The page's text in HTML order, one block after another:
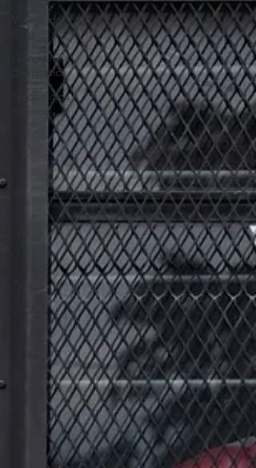
Vídeos do
Blog
Geopolítica
Energética
Geopolítica
Espacial